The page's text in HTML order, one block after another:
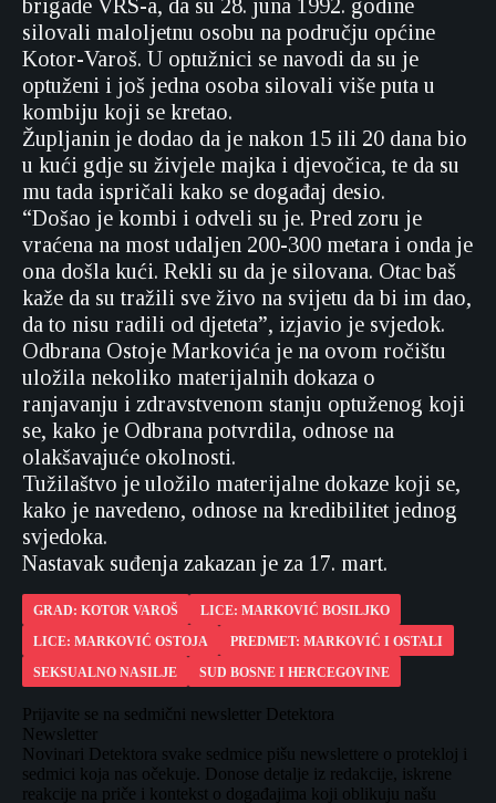
brigade VRS-a, da su 28. juna 1992. godine
silovali maloljetnu osobu na području općine
Kotor-Varoš. U optužnici se navodi da su je
optuženi i još jedna osoba silovali više puta u
kombiju koji se kretao.
Župljanin je dodao da je nakon 15 ili 20 dana bio
u kući gdje su živjele majka i djevočica, te da su
mu tada ispričali kako se događaj desio.
“Došao je kombi i odveli su je. Pred zoru je
vraćena na most udaljen 200-300 metara i onda je
ona došla kući. Rekli su da je silovana. Otac baš
kaže da su tražili sve živo na svijetu da bi im dao,
da to nisu radili od djeteta”, izjavio je svjedok.
Odbrana Ostoje Markovića je na ovom ročištu
uložila nekoliko materijalnih dokaza o
ranjavanju i zdravstvenom stanju optuženog koji
se, kako je Odbrana potvrdila, odnose na
olakšavajuće okolnosti.
Tužilaštvo je uložilo materijalne dokaze koji se,
kako je navedeno, odnose na kredibilitet jednog
svjedoka.
Nastavak suđenja zakazan je za 17. mart.
GRAD: KOTOR VAROŠ
LICE: MARKOVIĆ BOSILJKO
LICE: MARKOVIĆ OSTOJA
PREDMET: MARKOVIĆ I OSTALI
SEKSUALNO NASILJE
SUD BOSNE I HERCEGOVINE
Prijavite se na sedmični newsletter Detektora
Newsletter
Novinari Detektora svake sedmice pišu newslettere o protekloj i
sedmici koja nas očekuje. Donose detalje iz redakcije, iskrene
reakcije na priče i kontekst o događajima koji oblikuju našu